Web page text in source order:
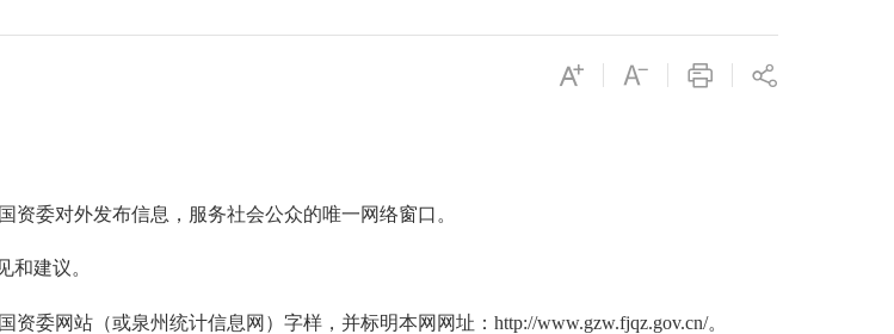
委对外发布信息，服务社会公众的唯一网络窗口。
建议。
网站（或泉州统计信息网）字样，并标明本网网址：http://www.gzw.fjqz.gov.cn/。